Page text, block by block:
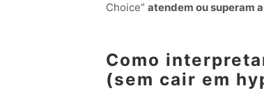
Choice” atendem ou superam
Como
(sem cair em